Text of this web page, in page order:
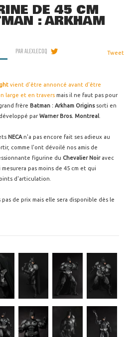
DE 45 CM
: ARKHAM
PARALEXLECOQ Tweet
vient d'être annoncé avant d'être
large et en travers mais il ne faut pas pour
frère Batman : Arkham Originssorti en
parWarner Bros. Montreal
NECAn'a pas encore fait ses adieux au
comme l'ont dévoilé nos amis de
figurine du Chevalier Noiravec
pas moins de 45 cm et qui
d'articulation.
de prix mais elle sera disponible dès le